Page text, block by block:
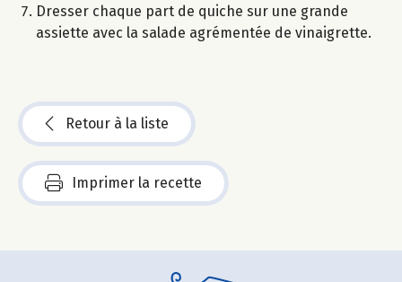
Dresser chaque part de quiche sur une grande
assiette avec la salade agrémentée de vinaigrette.
Retour à la liste
Imprimer la recette